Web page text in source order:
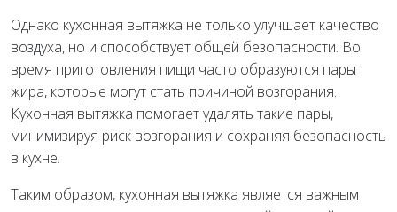
Однако кухонная вытяжка не только улучшает качество
воздуха, но и способствует общей безопасности. Во
время приготовления пищи часто образуются пары
жира, которые могут стать причиной возгорания.
Кухонная вытяжка помогает удалять такие пары,
минимизируя риск возгорания и сохраняя безопасность
в кухне.
Таким образом, кухонная вытяжка является важным